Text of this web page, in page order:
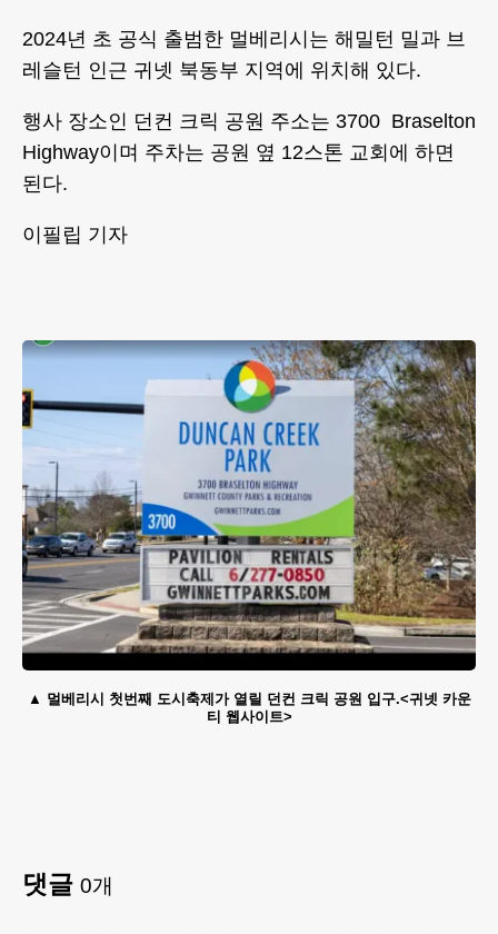
2024년 초 공식 출범한 멀베리시는 해밀턴 밀과 브
레슬턴 인근 귀넷 북동부 지역에 위치해 있다.
행사 장소인 던컨 크릭 공원 주소는 3700 Braselton
Highway이며 주차는 공원 옆 12스톤 교회에 하면
된다.
이필립 기자
멀베리시 첫번째 도시축제가 열릴 던컨 크릭 공원 입구.<귀넷 카운
티 웹사이트>
댓글 0개